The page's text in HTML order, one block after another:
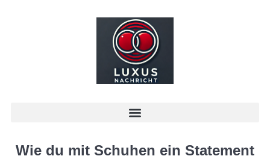
Wie du mit Schuhen ein Statement